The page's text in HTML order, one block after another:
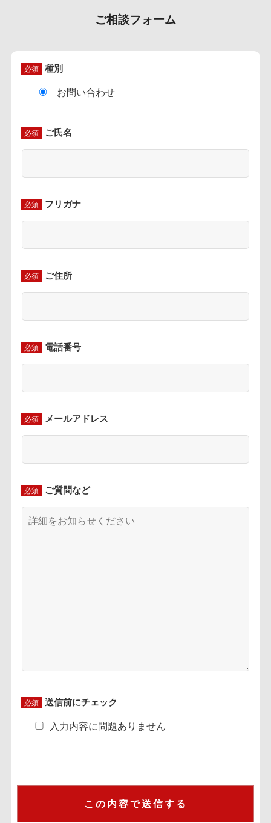
ご相談フォーム
必須 種別
お問い合わせ
必須 ご氏名
必須 フリガナ
必須 ご住所
必須 電話番号
必須 メールアドレス
必須 ご質問など
必須 送信前にチェック
入力内容に問題ありません